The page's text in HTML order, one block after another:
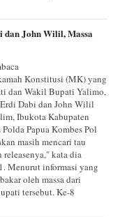
dan John Wilil, Massa
Konstitusi (MK) yang
dan Wakil Bupati Yalimo,
Dabi dan John Wilil
Ibukota Kabupaten
Papua Kombes Pol
masih mencari tau
kata dia
Menurut informasi yang
oleh massa dari
tersebut. Ke-8